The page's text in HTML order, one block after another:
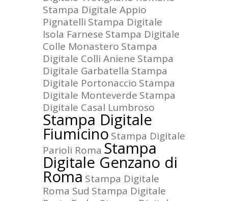
Stampa Digitale Appio
Pignatelli Stampa Digitale
Isola Farnese Stampa Digitale
Colle Monastero Stampa
Digitale Colli Aniene Stampa
Digitale Garbatella Stampa
Digitale Portonaccio Stampa
Digitale Monteverde Stampa
Digitale Casal Lumbroso
Stampa Digitale
Fiumicino Stampa Digitale
Parioli Roma Stampa
Digitale Genzano di
Roma Stampa Digitale
Roma Sud Stampa Digitale